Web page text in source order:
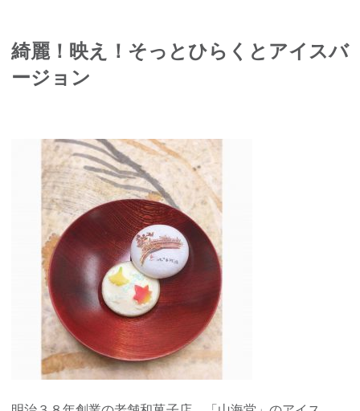
綺麗！映え！そっとひらくとアイスバ
ージョン